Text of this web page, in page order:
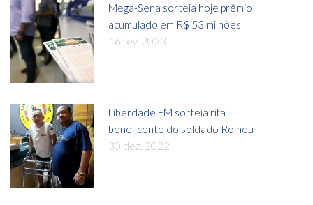
Mega-Sena sorteia hoje prêmio
acumulado em R$ 53 milhões
16 fev, 2023
Liberdade FM sorteia rifa
beneficente do soldado Romeu
30 dez, 2022